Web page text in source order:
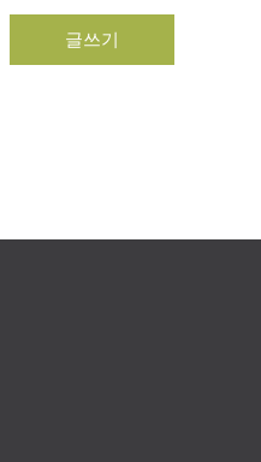
글쓰기